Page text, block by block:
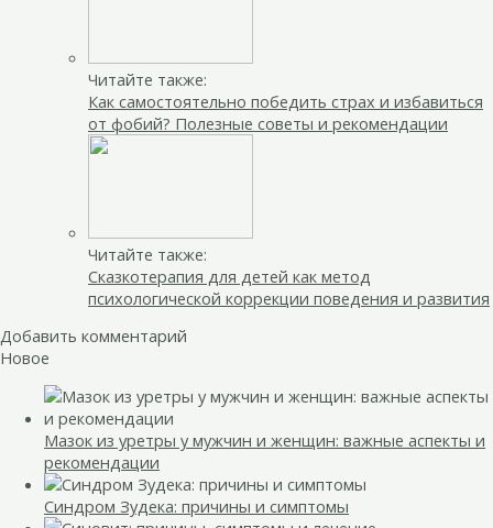
Читайте также:
Как самостоятельно победить страх и избавиться
от фобий? Полезные советы и рекомендации
Читайте также:
Сказкотерапия для детей как метод
психологической коррекции поведения и развития
Добавить комментарий
Новое
Мазок из уретры у мужчин и женщин: важные аспекты и
рекомендации
Синдром Зудека: причины и симптомы